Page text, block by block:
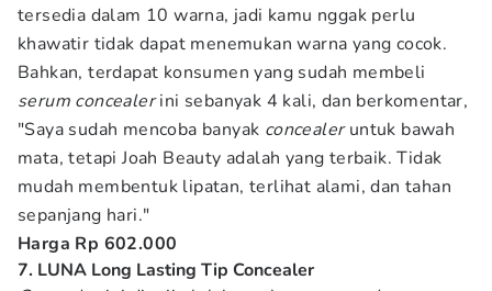
tersedia dalam 10 warna, jadi kamu nggak perlu
khawatir tidak dapat menemukan warna yang cocok.
Bahkan, terdapat konsumen yang sudah membeli
serum concealerini sebanyak 4 kali, dan berkomentar,
"Saya sudah mencoba banyak concealeruntuk bawah
mata, tetapi Joah Beauty adalah yang terbaik. Tidak
mudah membentuk lipatan, terlihat alami, dan tahan
sepanjang hari."
Harga Rp 602.000
7. LUNA Long Lasting Tip Concealer